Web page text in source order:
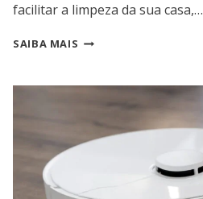
facilitar a limpeza da sua casa,…
SAIBA MAIS DIFERENÇA
ASPIRADOR
BARATO
CARO